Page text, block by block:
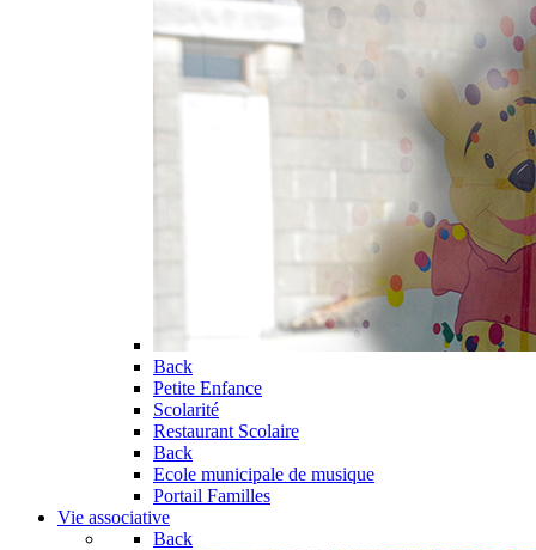
Back
Petite Enfance
Scolarité
Restaurant Scolaire
Back
Ecole municipale de musique
Portail Familles
Vie associative
Back